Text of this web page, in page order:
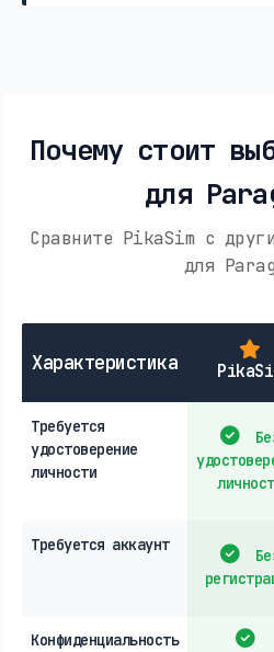
Почему стоит
для
Сравните PikaSim с
для
Характеристика
Требуется
удостоверение
личности
Требуется аккаунт
Конфиденциальность